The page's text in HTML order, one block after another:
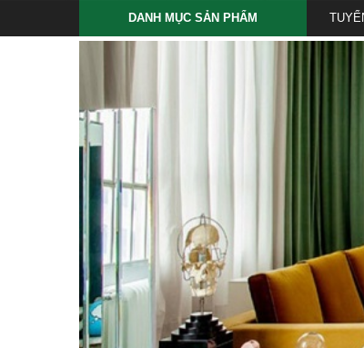
DANH MỤC SẢN PHẨM